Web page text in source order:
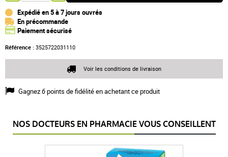
Expédié en 5 à 7 jours ouvrés
En précommande
Paiement sécurisé
Référence : 3525722031110
Gagnez6points de fidélité en achetant ce produit
Voir les conditions de livraison
NOS DOCTEURS EN PHARMACIE VOUS CONSEILLENT